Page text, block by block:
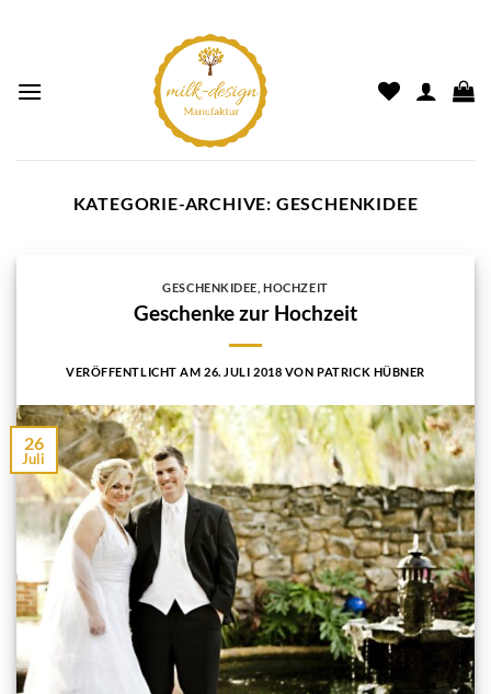
KATEGORIE-ARCHIVE: GESCHENKIDEE
GESCHENKIDEE ,HOCHZEIT
Geschenke zur Hochzeit
VERÖFFENTLICHT AM26. JULI 2018 VONPATRICK HÜBNER
26
Juli